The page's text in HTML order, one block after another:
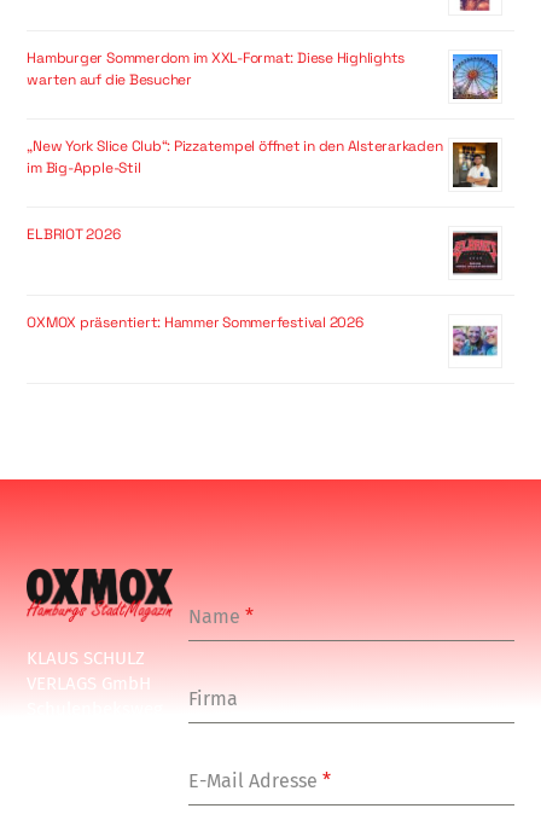
Hamburger Sommerdom im XXL-Format: Diese Highlights
warten auf die Besucher
„New York Slice Club“: Pizzatempel öffnet in den Alsterarkaden
im Big-Apple-Stil
ELBRIOT 2026
OXMOX präsentiert: Hammer Sommerfestival 2026
KLAUS SCHULZ
VERLAGS GmbH
Name*
Firma
E-Mail Adresse*